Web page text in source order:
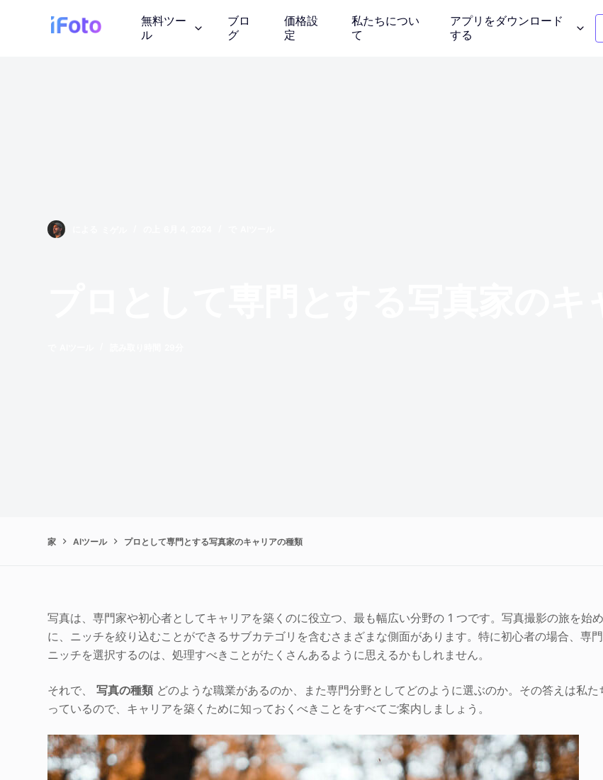
無料ツー
ル
ブロ
グ
価格設
定
私たちについ
て
アプリをダウンロード
する
家 AIツール プロとして専門とする写真家のキャリアの種類
写真は、専門家や初心者としてキャリアを築くのに役立つ、最も幅広い分野の 1 つです。写真撮影の旅を始
に、ニッチを絞り込むことができるサブカテゴリを含むさまざまな側面があります。特に初心者の場合、専
ニッチを選択するのは、処理すべきことがたくさんあるように思えるかもしれません。
それで、写真の種類 どのような職業があるのか、また専門分野としてどのように選ぶのか。その答えは私た
っているので、キャリアを築くために知っておくべきことをすべてご案内しましょう。